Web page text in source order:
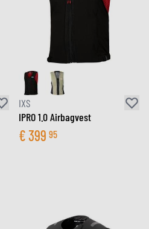
IXS
IPRO 1.0 Airbagvest
€399 95